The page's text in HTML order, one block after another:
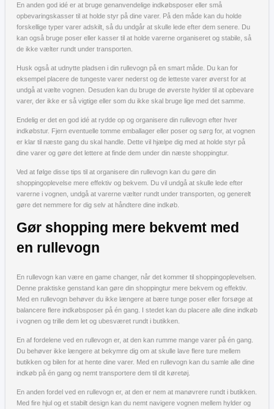
En anden god idé er at bruge genanvendelige indkøbsposer eller små
opbevaringskasser til at holde styr på dine varer. På den måde kan du holde
forskellige typer varer adskilt, så du undgår at skulle lede efter dem senere. Du
kan også bruge poser eller kasser til at holde varerne organiseret og stabile, så
de ikke vælter rundt under transporten.
Husk også at udnytte pladsen i din rullevogn på en smart måde. Du kan for
eksempel placere de tungeste varer nederst og de letteste varer øverst for at
undgå at vælte vognen. Desuden kan du bruge de øverste hylder til at opbevare
varer, der ikke er så vigtige eller som du ikke skal bruge lige med det samme.
Endelig er det en god idé at rydde op og organisere din rullevogn efter hver
indkøbstur. Fjern eventuelle tomme emballager eller poser og sørg for, at vognen
er klar til næste gang du skal handle. Dette vil hjælpe dig med at holde styr på
dine varer og gøre det lettere at finde dem under din næste shoppingtur.
Ved at følge disse tips til at organisere din rullevogn kan du gøre din
shoppingoplevelse mere effektiv og bekvem. Du vil undgå at skulle lede efter
varerne i vognen, undgå at varerne vælter rundt under transporten, og generelt
gøre det nemmere for dig selv at håndtere dine indkøb.
Gør shopping mere bekvemt med
en rullevogn
En rullevogn kan være en game changer, når det kommer til shoppingoplevelsen.
Denne praktiske genstand kan gøre din shoppingtur mere bekvem og effektiv.
Med en rullevogn behøver du ikke længere at bære tunge poser eller forsøge at
balancere flere indkøbsposer på én gang. I stedet kan du placere alle dine indkøb
i vognen og trille dem let og ubesværet rundt i butikken.
En af fordelene ved en rullevogn er, at den kan rumme mange varer på én gang.
Du behøver ikke længere at bekymre dig om at skulle lave flere ture mellem
butikken og bilen for at hente dine varer. Med en rullevogn kan du samle alle dine
indkøb på én gang og nemt transportere dem til dit køretøj.
En anden fordel ved en rullevogn er, at den er nem at manøvrere rundt i butikken.
Med fire hjul og et stabilt design kan du nemt navigere vognen mellem hylder og